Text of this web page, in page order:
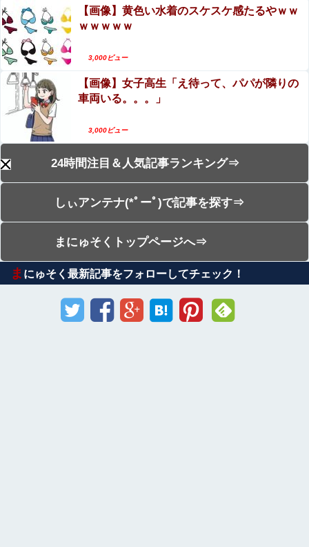
【画像】黄色い水着のスケスケ感たるやｗｗ
ｗｗｗｗｗ
3,000ビュー
【画像】女子高生「え待って、パパが隣りの
車両いる。。。」
3,000ビュー
24時間注目＆人気記事ランキング⇒
しぃアンテナ(*ﾟーﾟ)で記事を探す⇒
まにゅそくトップページへ⇒
ま にゅそく最新記事をフォローしてチェック！